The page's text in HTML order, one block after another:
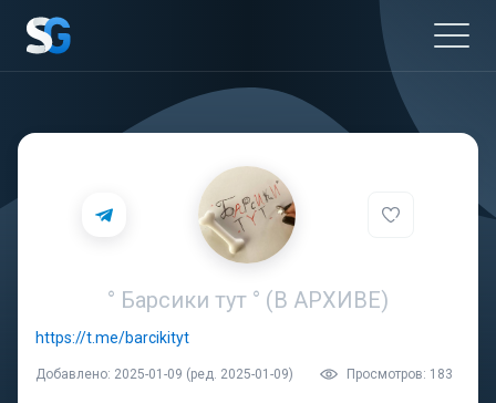
° Барсики тут ° (В АРХИВЕ)
https://t.me/barcikityt
Добавлено: 2025-01-09 (ред. 2025-01-09) Просмотров: 183